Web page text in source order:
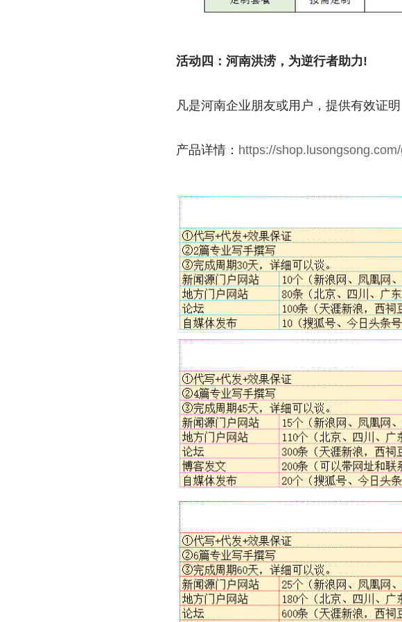
活动四：河南洪涝，为逆行者助力!
凡是河南企业朋友或用户，提供有效证
产品详情： https://